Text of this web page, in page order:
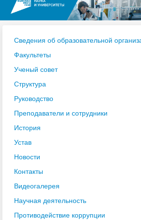
Сведения об образовательной
Факультеты
Ученый совет
Структура
Руководство
Преподаватели и сотрудники
История
Устав
Новости
Контакты
Видеогалерея
Научная деятельность
Противодействие коррупции